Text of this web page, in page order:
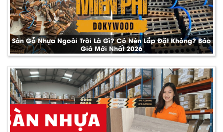
Sàn Gỗ Nhựa Ngoài Trời Là Gì? Có Nên Lắp Đặt Không? Báo
Giá Mới Nhất 2026